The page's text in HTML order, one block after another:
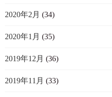
2020年2月 (34)
2020年1月 (35)
2019年12月 (36)
2019年11月 (33)